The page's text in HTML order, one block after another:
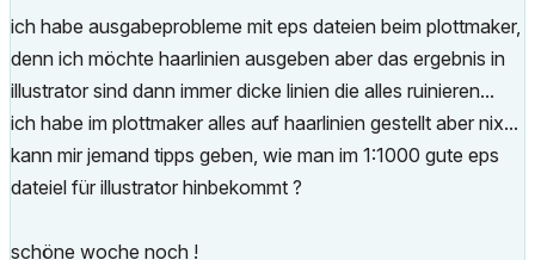
ich habe ausgabeprobleme mit eps dateien beim plottmaker,
denn ich möchte haarlinien ausgeben aber das ergebnis in
illustrator sind dann immer dicke linien die alles ruinieren...
ich habe im plottmaker alles auf haarlinien gestellt aber nix...
kann mir jemand tipps geben, wie man im 1:1000 gute eps
dateiel für illustrator hinbekommt ?
schöne woche noch !